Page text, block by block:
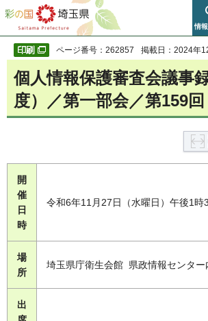
彩の国 埼玉県
情
ページ番号：262857 掲載日：2024年
個人情報保護審査会議事
度）／第一部会／第159回
開
催
日
時
令和6年11月27日（水曜日）午後1
場
所
埼玉県庁衛生会館 県政情報センター
出